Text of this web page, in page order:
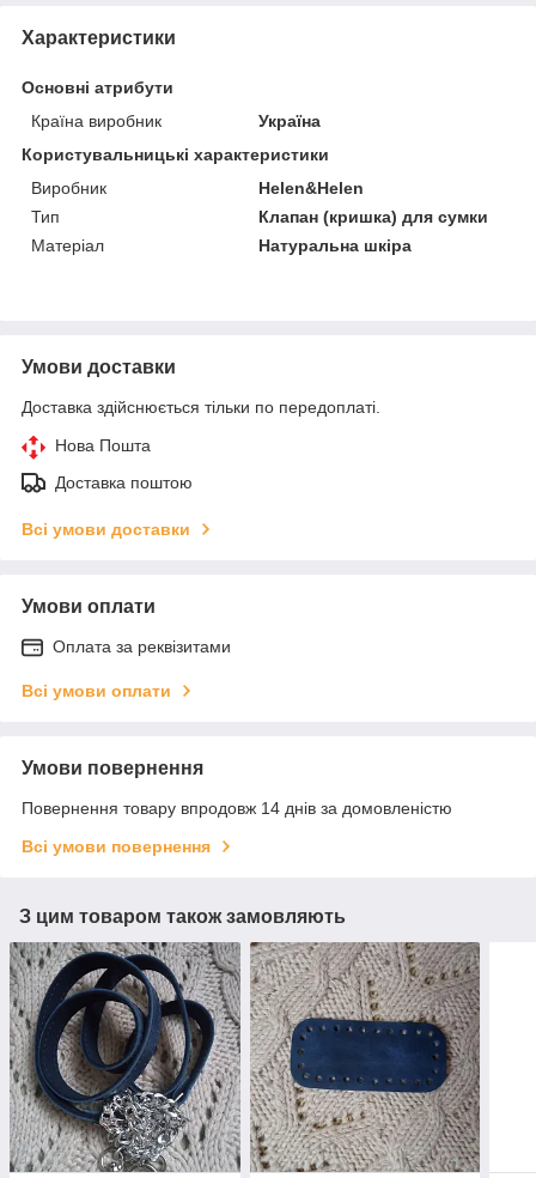
Характеристики
Основні атрибути
Країна виробник
Україна
Користувальницькі характеристики
Виробник
Helen&Helen
Тип
Клапан (кришка) для сумки
Матеріал
Натуральна шкіра
Умови доставки
Доставка здійснюється тільки по передоплаті.
Нова Пошта
Доставка поштою
Всі умови доставки
Умови оплати
Оплата за реквізитами
Всі умови оплати
Умови повернення
Повернення товару впродовж 14 днів за домовленістю
Всі умови повернення
З цим товаром також замовляють